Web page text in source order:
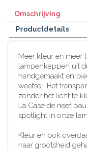
Omschrijving
Productdetails
Meer kleur en meer
lampenkappen uit
handgemaakt en
weefsel. Het
zonder het licht te
La Case de neef
spotlight in onze
Kleur en ook
naar grootsheid